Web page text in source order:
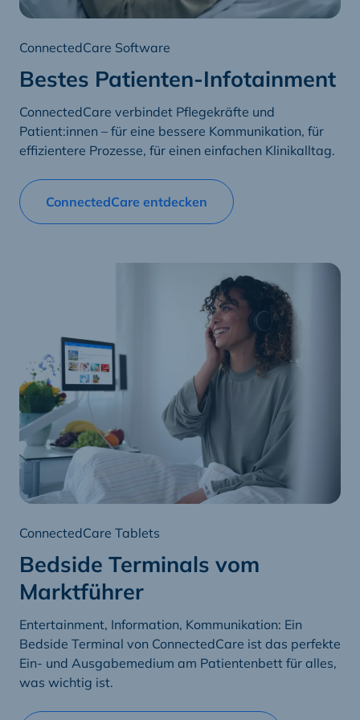
ConnectedCare Software
Bestes Patienten-Infotainment
ConnectedCare verbindet Pflegekräfte und
Patient:innen – für eine bessere Kommunikation, für
effizientere Prozesse, für einen einfachen Klinikalltag.
ConnectedCare entdecken
ConnectedCare Tablets
Bedside Terminals vom
Marktführer
Entertainment, Information, Kommunikation: Ein
Bedside Terminal von ConnectedCare ist das perfekte
Ein- und Ausgabemedium am Patientenbett für alles,
was wichtig ist.